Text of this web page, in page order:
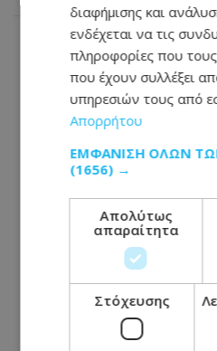
διαφήμισης και
ενδέχεται να τις
πληροφορίες που
που έχουν συλλέξει
υπηρεσιών τους από
Απορρήτου
ΕΜΦΆΝΙΣΗ ΌΛΩΝ
(1656) →
Απολύτως
απαραίτητα
Στόχευσης